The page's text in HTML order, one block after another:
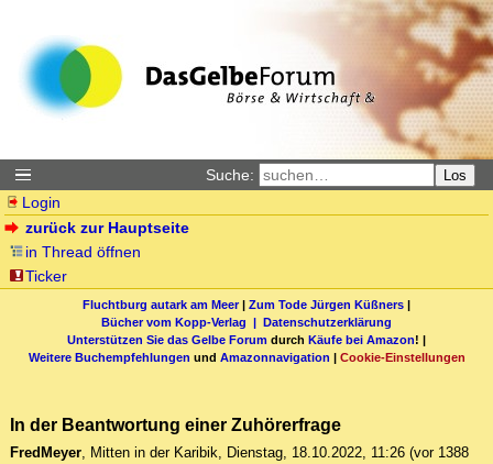
Suche: Los
Login
zurück zur Hauptseite
in Thread öffnen
Ticker
Fluchtburg autark am Meer| Zum Tode Jürgen Küßners |
Bücher vom Kopp-Verlag | Datenschutzerklärung
Unterstützen Sie das Gelbe Forum durch Käufe bei Amazon! |
Weitere Buchempfehlungen und Amazonnavigation | Cookie-Einstellungen
In der Beantwortung einer Zuhörerfrage
FredMeyer, Mitten in der Karibik, Dienstag, 18.10.2022, 11:26 (vor 1388